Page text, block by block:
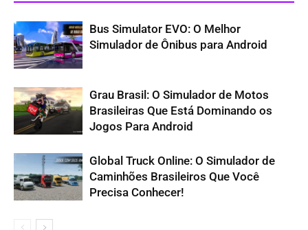
Bus Simulator EVO: O Melhor
Simulador de Ônibus para Android
Grau Brasil: O Simulador de Motos
Brasileiras Que Está Dominando os
Jogos Para Android
Global Truck Online: O Simulador de
Caminhões Brasileiros Que Você
Precisa Conhecer!